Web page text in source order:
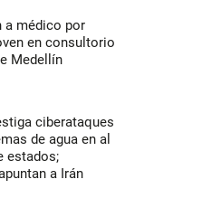
a médico por
en consultorio
Medellín
ciberataques
de agua en al
estados;
a Irán